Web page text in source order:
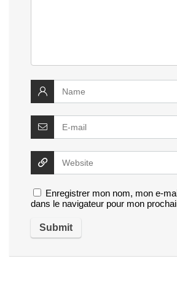
Enregistrer mon nom, mon e-
dans le navigateur pour mon